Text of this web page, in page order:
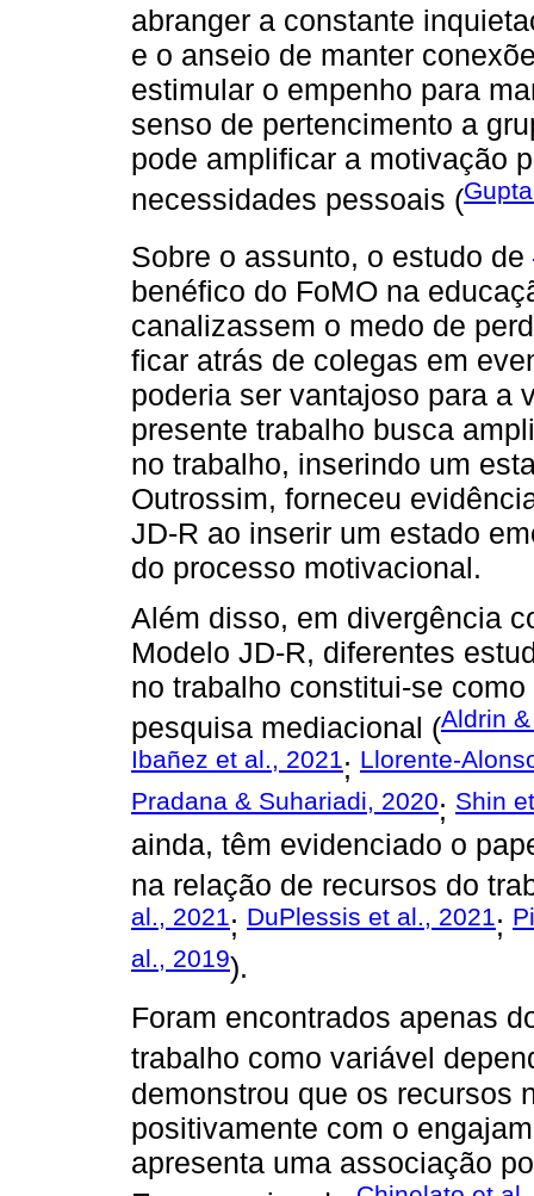
abranger a constante
e o anseio de manter
estimular o empenho para
senso de pertencimento a
pode amplificar a motivação
necessidades pessoais (
Sobre o assunto, o estudo de
benéfico do FoMO na
canalizassem o medo de
ficar atrás de colegas em
poderia ser vantajoso para a
presente trabalho busca
no trabalho, inserindo um
Outrossim, forneceu
JD-R ao inserir um estado
do processo motivacional.
Além disso, em divergência
Modelo JD-R, diferentes
no trabalho constitui-se
pesquisa mediacional (Aldrin
Ibañez et al., 2021; Llorente-
Pradana & Suhariadi, 2020; Shin
ainda, têm evidenciado o
na relação de recursos do
al., 2021; DuPlessis et al., 2021;
al., 2019).
Foram encontrados apenas
trabalho como variável
demonstrou que os recursos
positivamente com o
apresenta uma associação